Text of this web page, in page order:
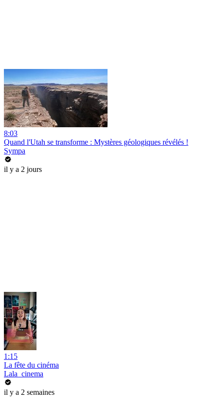
8:03
Quand l'Utah se transforme : Mystères géologiques révélés !
Sympa
il y a 2 jours
1:15
La fête du cinéma
Lala_cinema
il y a 2 semaines